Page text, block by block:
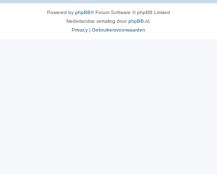
Powered by phpBB® Forum Software © phpBB Limited
Nederlandse vertaling doorphpBB.nl
Privacy | Gebruikersvoorwaarden